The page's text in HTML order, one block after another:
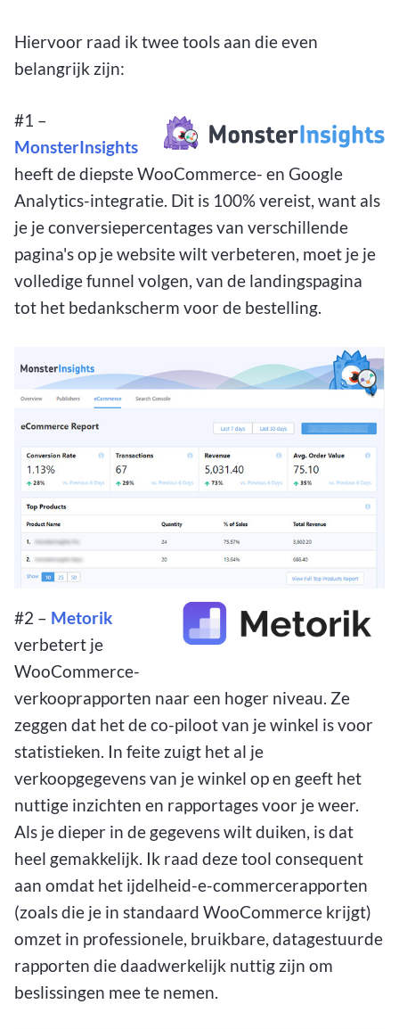
Hiervoor raad ik twee tools aan die even
belangrijk zijn:
#1 –
MonsterInsights
heeft de diepste WooCommerce- en Google
Analytics-integratie. Dit is 100% vereist, want als
je je conversiepercentages van verschillende
pagina's op je website wilt verbeteren, moet je je
volledige funnel volgen, van de landingspagina
tot het bedankscherm voor de bestelling.
#2 – Metorik
verbetert je
WooCommerce-
verkooprapporten naar een hoger niveau. Ze
zeggen dat het de co-piloot van je winkel is voor
statistieken. In feite zuigt het al je
verkoopgegevens van je winkel op en geeft het
nuttige inzichten en rapportages voor je weer.
Als je dieper in de gegevens wilt duiken, is dat
heel gemakkelijk. Ik raad deze tool consequent
aan omdat het ijdelheid-e-commercerapporten
(zoals die je in standaard WooCommerce krijgt)
omzet in professionele, bruikbare, datagestuurde
rapporten die daadwerkelijk nuttig zijn om
beslissingen mee te nemen.